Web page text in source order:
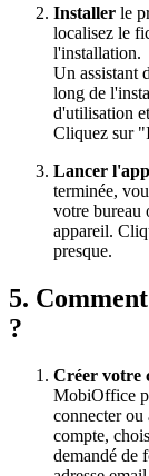
Installer le
localisez le
l'installation.
Un assistant
long de
d'utilisation
Cliquez sur
Lancer
terminée,
votre bureau
appareil.
presque.
5.
?
Créer votre
MobiOffice
connecter ou
compte,
demandé de